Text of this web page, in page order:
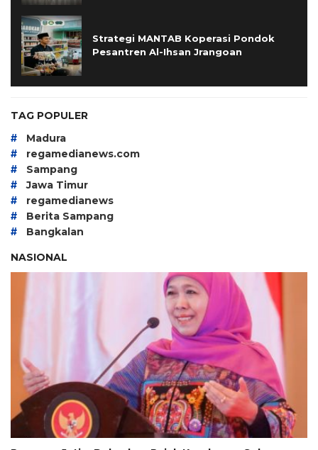
Strategi MANTAB Koperasi Pondok
Pesantren Al-Ihsan Jrangoan
TAG POPULER
# Madura
# regamedianews.com
# Sampang
# Jawa Timur
# regamedianews
# Berita Sampang
#
Bangkalan
NASIONAL